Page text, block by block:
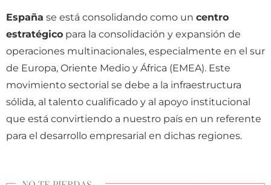
España se está consolidando como un centro
estratégico para la consolidación y expansión de
operaciones multinacionales, especialmente en el sur
de Europa, Oriente Medio y África (EMEA). Este
movimiento sectorial se debe a la infraestructura
sólida, al talento cualificado y al apoyo institucional
que está convirtiendo a nuestro país en un referente
para el desarrollo empresarial en dichas regiones.